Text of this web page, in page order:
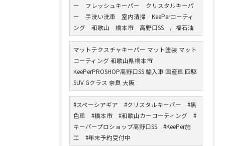
ー フレッシュキーパー クリスタルキーパ
ー 手洗い洗車 室内清掃 KeePerコーティ
ング 和歌山 橋本市 高野口SS 川福石油
マットテクスチャキーパー マット塗装 マット
コーティング 和歌山県橋本市
KeePerPROSHOP高野口SS 輸入車 国産車 四駆
SUV Gクラス 奈良 大阪
#スペーシアギア #クリスタルキーパー #黒
色車 #橋本市 #和歌山カーコーティング #
キーパープロショップ高野口SS #KeePer施
工 #年末予約受付中